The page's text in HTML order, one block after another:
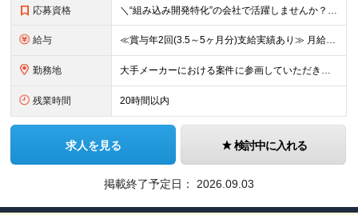
応募資格 ＼“組み込み開発特化”の会社で活躍しませんか？／ ◆組み込み系システムの開発経験 ◆学歴不問 ＜こんな方をお待ちしてます！＞ ◎モノづくりを突き詰めていきたい職人気質の方 ◎指示待ちではなく、主体的
給与 ≪賞与年2回(3.5～5ヶ月分)支給実績あり≫ 月給35万円～45万円＋賞与年2回＋交通費(月5万円まで)＋資格取得支援・手当あり＋時間外手当(100％支給) ※経験・知識・技術などを最大限考慮した
勤務地 大手メーカーにおける案件に参画していただきます！ 当社メンバーがメインとなっているチームに配属されるので、ご安心ください。 もちろん、希望もしっかりと考慮します。 ■東京本社、大阪事務所、および東京
残業時間 20時間以内
求人を見る 検討中に入れる
掲載終了予定日： 2026.09.03